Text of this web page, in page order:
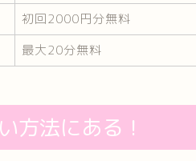
初回2000円分無料
最大20分無料
方法にある！